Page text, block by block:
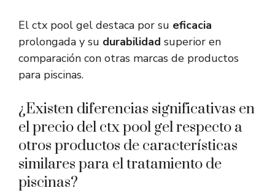
El ctx pool gel destaca por su eficacia
prolongada y su durabilidad superior en
comparación con otras marcas de productos
para piscinas.
¿Existen diferencias significativas en
el precio del ctx pool gel respecto a
otros productos de características
similares para el tratamiento de
piscinas?